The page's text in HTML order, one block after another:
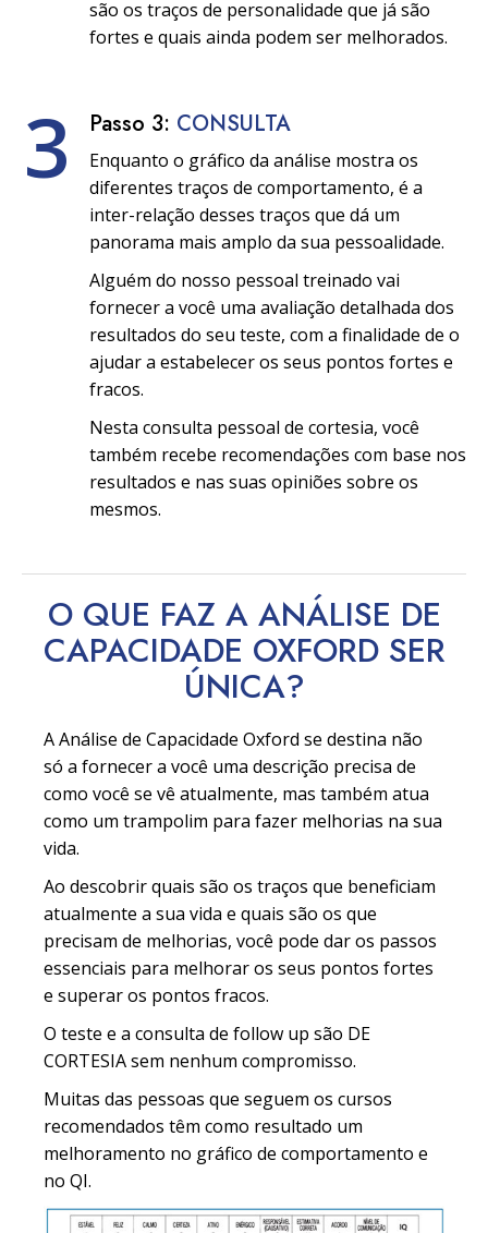
são os traços de personalidade que já são
fortes e quais ainda podem ser melhorados.
3 Passo 3: CONSULTA
Enquanto o gráfico da análise mostra os
diferentes traços de comportamento, é a
inter-relação desses traços que dá um
panorama mais amplo da sua pessoalidade.
Alguém do nosso pessoal treinado vai
fornecer a você uma avaliação detalhada dos
resultados do seu teste, com a finalidade de o
ajudar a estabelecer os seus pontos fortes e
fracos.
Nesta consulta pessoal de cortesia, você
também recebe recomendações com base nos
resultados e nas suas opiniões sobre os
mesmos.
O QUE FAZ A ANÁLISE DE
CAPACIDADE OXFORD SER
ÚNICA?
A Análise de Capacidade Oxford se destina não
só a fornecer a você uma descrição precisa de
como você se vê atualmente, mas também atua
como um trampolim para fazer melhorias na sua
vida.
Ao descobrir quais são os traços que beneficiam
atualmente a sua vida e quais são os que
precisam de melhorias, você pode dar os passos
essenciais para melhorar os seus pontos fortes
e superar os pontos fracos.
O teste e a consulta de follow up são DE
CORTESIA sem nenhum compromisso.
Muitas das pessoas que seguem os cursos
recomendados têm como resultado um
melhoramento no gráfico de comportamento e
no QI.